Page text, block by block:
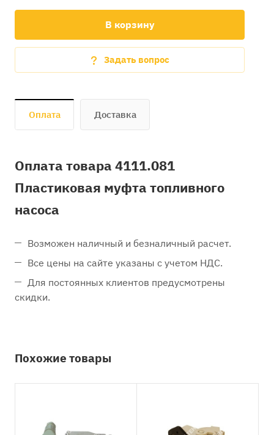
В корзину
Задать вопрос
Оплата Доставка
Оплата товара 4111.081
Пластиковая муфта топливного
насоса
Возможен наличный и безналичный расчет.
Все цены на сайте указаны с учетом НДС.
Для постоянных клиентов предусмотрены
скидки.
Похожие товары